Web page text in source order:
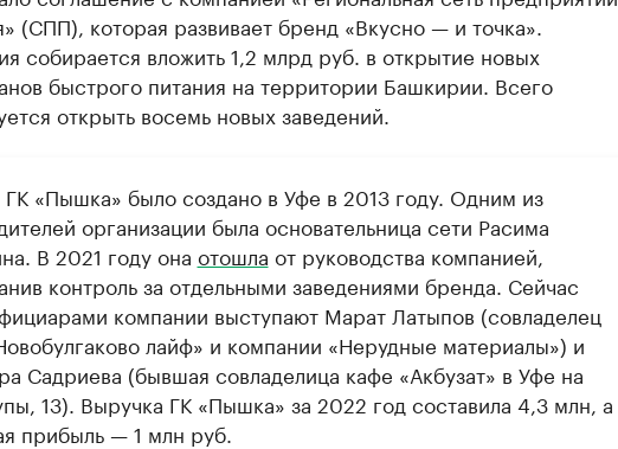
(СПП), которая развивает бренд «Вкусно — и точка».
собирается вложить 1,2 млрд руб. в открытие новых
быстрого питания на территории Башкирии. Всего
открыть восемь новых заведений.
«Пышка» было создано в Уфе в 2013 году. Одним из
организации была основательница сети Расима
В 2021 году она отошла от руководства компанией,
контроль за отдельными заведениями бренда. Сейчас
компании выступают Марат Латыпов (совладелец
лайф» и компании «Нерудные материалы») и
Садриева (бывшая совладелица кафе «Акбузат» в Уфе на
13). Выручка ГК «Пышка» за 2022 год составила 4,3 млн, а
прибыль — 1 млн руб.